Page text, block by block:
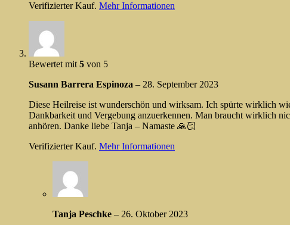
Verifizierter Kauf. Mehr Informationen
Bewertet mit 5 von 5
Susann Barrera Espinoza – 28. September 2023
Diese Heilreise ist wunderschön und wirksam. Ich spürte wirklich
Dankbarkeit und Vergebung anzuerkennen. Man braucht wirklich
anhören. Danke liebe Tanja – Namaste 🙏🏻
Verifizierter Kauf. Mehr Informationen
Tanja Peschke – 26. Oktober 2023